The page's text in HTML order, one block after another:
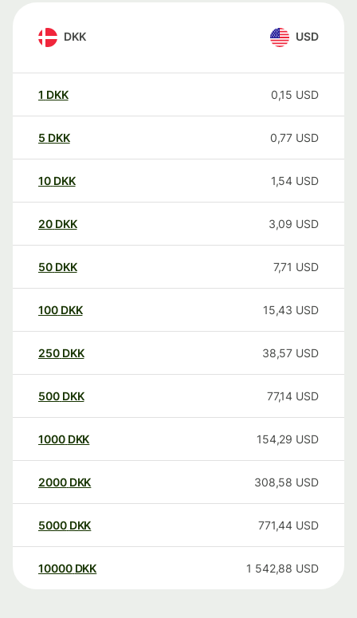
DKK USD
1 DKK 0,15 USD
5 DKK 0,77 USD
10 DKK 1,54 USD
20 DKK 3,09 USD
50 DKK 7,71 USD
100 DKK 15,43 USD
250 DKK 38,57 USD
500 DKK 77,14 USD
1000 DKK 154,29 USD
2000 DKK 308,58 USD
5000 DKK 771,44 USD
10000 DKK 1 542,88 USD